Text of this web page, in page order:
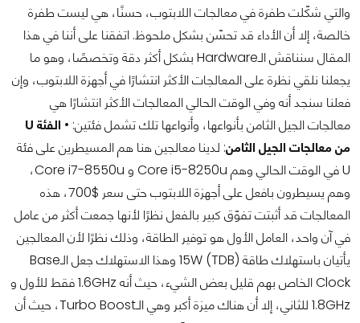
والتي شكّلت طفرة في معالجات اللابتوب، حسنًا، هي ليست طفرة
خالصة، إلا أن الأداء قد تحسّن بشكل ملحوظ. اتفقنا على أننا في هذا
المقال سنناقش الـHardware بشكل أكثر دقة وتخصصًا، وهو ما
يجعلنا نلقي نظرة على المعالجات الأكثر انتشارًا في أجهزة اللابتوب، وإن
فعلنا سنجد أنه وفي الوقت الحالي المعالجات الأكثر انتشارًا هي
معالجات الجيل الثامن بأنواعها، وأنواعها تلك تشمل فئتين: •
الفئة U
من معالجات الجيل الثامن: لدينا معالجين هنا هم المسيطرين على فئة
U في الوقت الحالي وهم Core i5-8250u و Core i7-8550u،
وهم يسيطرون بافعل على أجهزة اللابتوب حتى سعر $700، هذه
المعالجات قد أثبتت تفوّق كبير بالفعل نظرًا لأنها جمعت أكثر من عامل
في آن واحد، العامل الأول هو توفير الطاقة، وذلك نظرًا لأن المعالجين
يأتيان باستهلاك طاقة 15W (TDB) وهذا الاستهلاك جعل الـBase
Clock الخاص بهم قليل بعض الشيء، حيث أنه 1.6GHz فقط للأول و
1.8GHz للثاني، إلا أن هناك ميزة أكبر وهي الـTurbo Boost، حيث أن